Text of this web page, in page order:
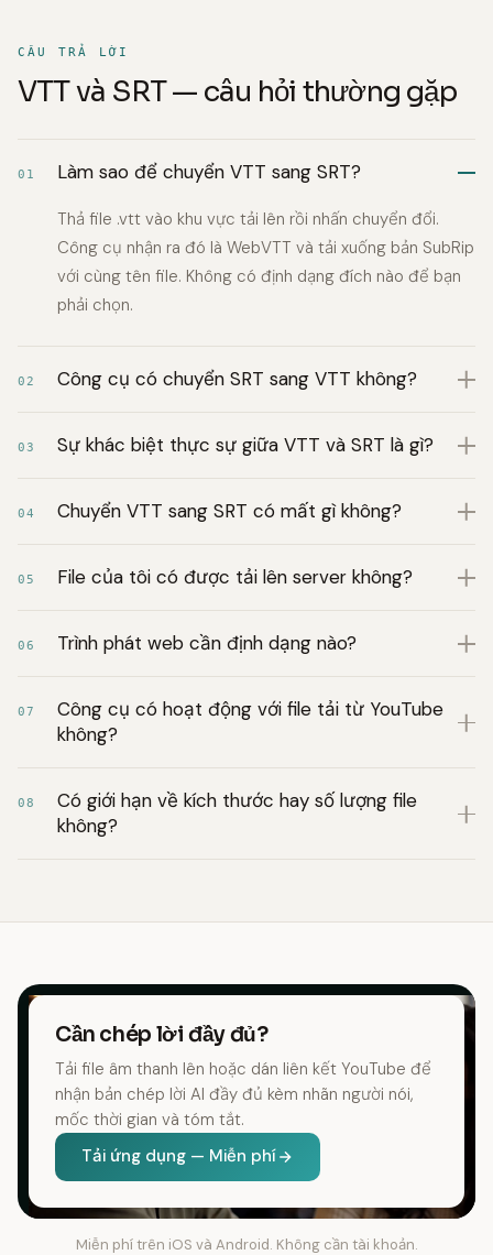
CÂU TRẢ LỜI
VTT và SRT — câu hỏi thường gặp
01 Làm sao để chuyển VTT sang SRT?
Thả file .vtt vào khu vực tải lên rồi nhấn chuyển đổi.
Công cụ nhận ra đó là WebVTT và tải xuống bản SubRip
với cùng tên file. Không có định dạng đích nào để bạn
phải chọn.
02 Công cụ có chuyển SRT sang VTT không?
03 Sự khác biệt thực sự giữa VTT và SRT là gì?
04 Chuyển VTT sang SRT có mất gì không?
05 File của tôi có được tải lên server không?
06 Trình phát web cần định dạng nào?
07
Công cụ có hoạt động với file tải từ YouTube
không?
08
Có giới hạn về kích thước hay số lượng file
không?
Cần chép lời đầy đủ?
Tải file âm thanh lên hoặc dán liên kết YouTube để
nhận bản chép lời AI đầy đủ kèm nhãn người nói,
mốc thời gian và tóm tắt.
Tải ứng dụng — Miễn phí
Miễn phí trên iOS và Android. Không cần tài khoản.